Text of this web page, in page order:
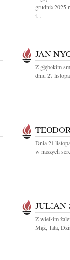
grudnia 2025
i...
JAN
Z głębokim
dniu 27
Dnia 21
w naszych
JULIAN
Z wielkim
Mąż, Tata,